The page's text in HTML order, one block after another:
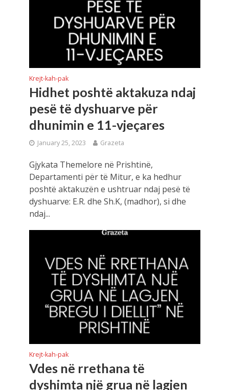
Krejt-kah-pak
Hidhet poshtë aktakuza ndaj
pesë të dyshuarve për
dhunimin e 11-vjeçares
January 25, 2023 Grazeta
Gjykata Themelore në Prishtinë,
Departamenti për të Mitur, e ka hedhur
poshtë aktakuzën e ushtruar ndaj pesë të
dyshuarve: E.R. dhe Sh.K, (madhor), si dhe
ndaj...
Krejt-kah-pak
Vdes në rrethana të
dyshimta një grua në lagjen